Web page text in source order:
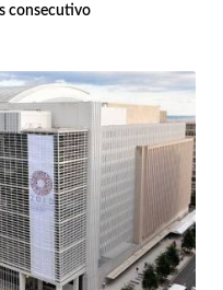
consecutivo